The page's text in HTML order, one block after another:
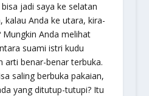
jadi saya ke selatan
kalau Anda ke utara, kira-
Anda melihat
suami istri kudu
arti benar-benar terbuka.
saling berbuka pakaian,
yang ditutup-tutupi? Itu